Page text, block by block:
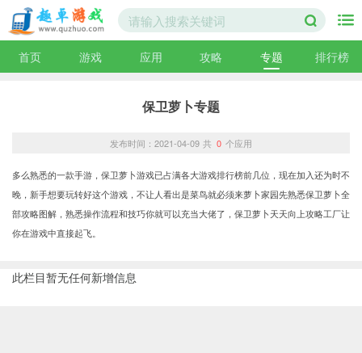
首页 游戏 应用 攻略 专题 排行榜
保卫萝卜专题
发布时间：2021-04-09 共 0 个应用
多么熟悉的一款手游，保卫萝卜游戏已占满各大游戏排行榜前几位，现在加入还为时不
晚，新手想要玩转好这个游戏，不让人看出是菜鸟就必须来萝卜家园先熟悉保卫萝卜全
部攻略图解，熟悉操作流程和技巧你就可以充当大佬了，保卫萝卜天天向上攻略工厂让
你在游戏中直接起飞。
此栏目暂无任何新增信息